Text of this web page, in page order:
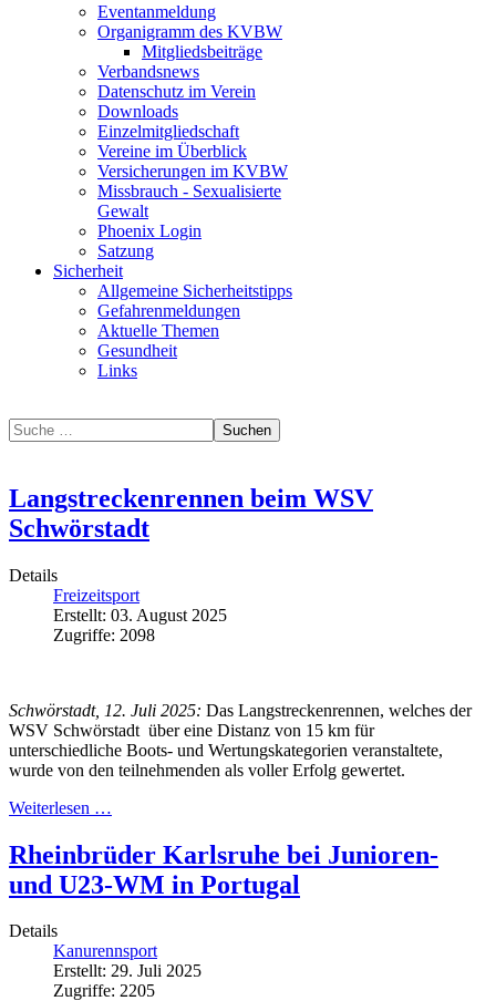
Eventanmeldung
Organigramm des KVBW
Mitgliedsbeiträge
Verbandsnews
Datenschutz im Verein
Downloads
Einzelmitgliedschaft
Vereine im Überblick
Versicherungen im KVBW
Missbrauch - Sexualisierte
Gewalt
Phoenix Login
Satzung
Sicherheit
Allgemeine Sicherheitstipps
Gefahrenmeldungen
Aktuelle Themen
Gesundheit
Links
Suchen
Langstreckenrennen beim WSV
Schwörstadt
Details
Freizeitsport
Erstellt: 03. August 2025
Zugriffe: 2098
Schwörstadt, 12. Juli 2025: Das Langstreckenrennen, welches der
WSV Schwörstadt über eine Distanz von 15 km für
unterschiedliche Boots- und Wertungskategorien veranstaltete,
wurde von den teilnehmenden als voller Erfolg gewertet.
Weiterlesen …
Rheinbrüder Karlsruhe bei Junioren-
und U23-WM in Portugal
Details
Kanurennsport
Erstellt: 29. Juli 2025
Zugriffe: 2205